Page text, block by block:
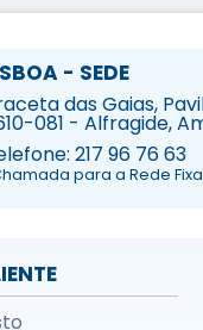
- SEDE
das Gaias,
081 - Alfragide,
217 96 76 63
para a Rede